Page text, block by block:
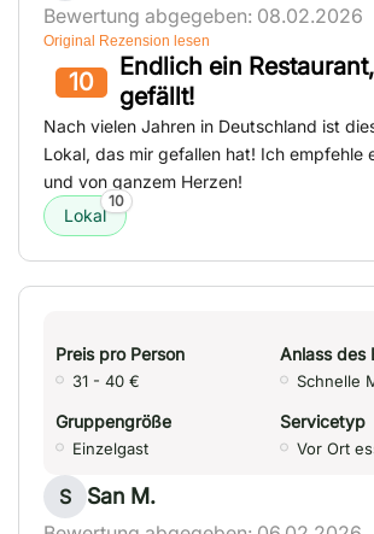
Bewertung abgegeben: 08.02.2026
Original Rezension lesen
10
Endlich ein
gefällt!
Nach vielen Jahren in Deutschland ist
Lokal, das mir gefallen hat! Ich empfehle
und von ganzem Herzen!
Lokal
10
Preis pro Person
31 - 40 €
Anlass des
Schnelle
Gruppengröße
Einzelgast
Servicetyp
Vor Ort
S San M.